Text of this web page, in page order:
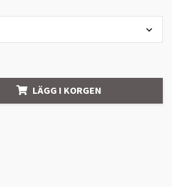
LÄGG I KORGEN